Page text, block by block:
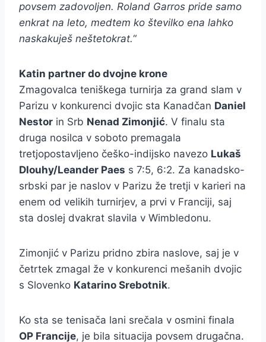
povsem zadovoljen. Roland Garros pride samo
enkrat na leto, medtem ko številko ena lahko
naskakuješ neštetokrat.“
Katin partner do dvojne krone
Zmagovalca teniškega turnirja za grand slam v
Parizu v konkurenci dvojic sta Kanadčan Daniel
Nestor in Srb Nenad Zimonjić. V finalu sta
druga nosilca v soboto premagala
tretjopostavljeno češko-indijsko navezo Lukaš
Dlouhy/Leander Paes s 7:5, 6:2. Za kanadsko-
srbski par je naslov v Parizu že tretji v karieri na
enem od velikih turnirjev, a prvi v Franciji, saj
sta doslej dvakrat slavila v Wimbledonu.
Zimonjić v Parizu pridno zbira naslove, saj je v
četrtek zmagal že v konkurenci mešanih dvojic
s Slovenko Katarino Srebotnik.
Ko sta se tenisača lani srečala v osmini finala
OP Francije, je bila situacija povsem drugačna.